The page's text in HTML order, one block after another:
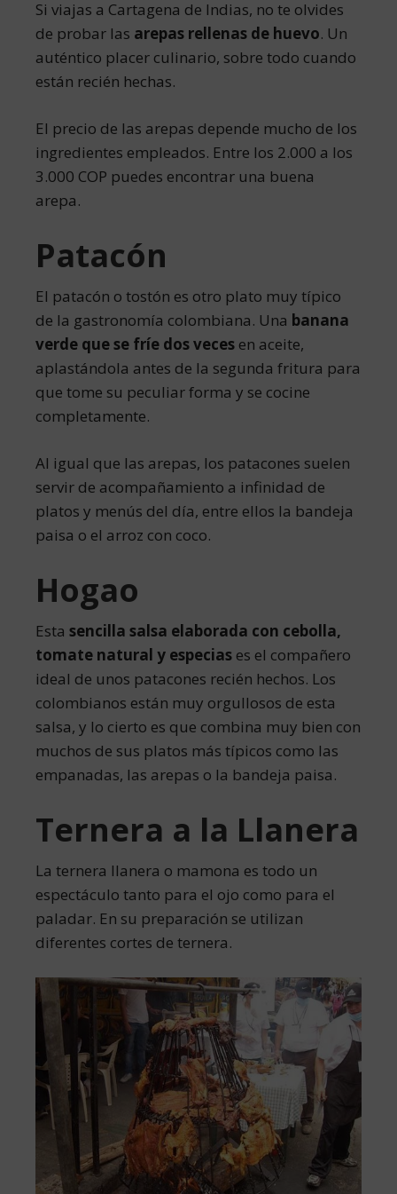
Si viajas a Cartagena de Indias, no te olvides
de probar las arepas rellenas de huevo. Un
auténtico placer culinario, sobre todo cuando
están recién hechas.
El precio de las arepas depende mucho de los
ingredientes empleados. Entre los 2.000 a los
3.000 COP puedes encontrar una buena
arepa.
Patacón
El patacón o tostón es otro plato muy típico
de la gastronomía colombiana. Una banana
verde que se fríe dos veces en aceite,
aplastándola antes de la segunda fritura para
que tome su peculiar forma y se cocine
completamente.
Al igual que las arepas, los patacones suelen
servir de acompañamiento a infinidad de
platos y menús del día, entre ellos la bandeja
paisa o el arroz con coco.
Hogao
Esta sencilla salsa elaborada con cebolla,
tomate natural y especias es el compañero
ideal de unos patacones recién hechos. Los
colombianos están muy orgullosos de esta
salsa, y lo cierto es que combina muy bien con
muchos de sus platos más típicos como las
empanadas, las arepas o la bandeja paisa.
Ternera a la Llanera
La ternera llanera o mamona es todo un
espectáculo tanto para el ojo como para el
paladar. En su preparación se utilizan
diferentes cortes de ternera.